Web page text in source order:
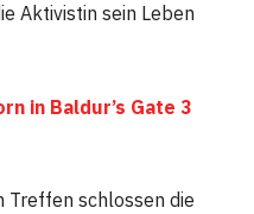
Aktivistin sein Leben
in Baldur’s Gate 3
Treffen schlossen die